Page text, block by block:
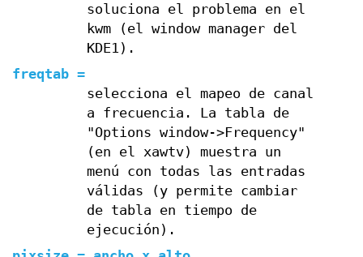
soluciona el problema en el
kwm (el window manager del
KDE1).
freqtab =
selecciona el mapeo de canal
a frecuencia. La tabla de
"Options window->Frequency"
(en el xawtv) muestra un
menú con todas las entradas
válidas (y permite cambiar
de tabla en tiempo de
ejecución).